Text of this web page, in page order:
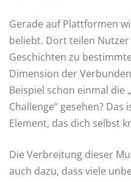
Gerade auf Plattformen
beliebt. Dort teilen
Geschichten zu
Dimension der
Beispiel schon einmal die
Challenge“ gesehen?
Element, das dich selbst
Die Verbreitung dieser
auch dazu, dass viele